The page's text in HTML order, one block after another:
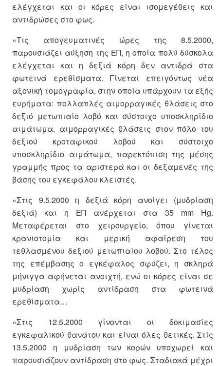
ελέγχεται και οι κόρες είναι ισομεγέθεις και
αντιδρώσες στο φως.
«Τις απογευματινές ώρες της 8.5.2000,
παρουσιάζει αύξηση της ΕΠ, η οποία πολύ δύσκολα
ελέγχεται και η δεξιά κόρη δεν αντιδρά στα
φωτεινά ερεθίσματα. Γίνεται επειγόντως νέα
αξονική τομογραφία, στην οποία υπάρχουν τα εξής
ευρήματα: πολλαπλές αιμορραγικές θλάσεις στο
δεξιό μετωπιαίο λοβό και σύστοιχο υποσκληρίδιο
αιμάτωμα, αιμορραγικές θλάσεις στον πόλο του
δεξιού κροταφικού λοβού και σύστοιχο
υποσκληρίδιο αιμάτωμα, παρεκτόπιση της μέσης
γραμμής προς τα αριστερά και οι δεξαμενές της
βάσης του εγκεφάλου κλειστές.
«Στις 9.5.2000 η δεξιά κόρη ανοίγει (μυδρίαση
δεξιά) και η ΕΠ ανέρχεται στα 35 mm Hg.
Μεταφέρεται στο χειρουργείο, όπου γίνεται
κρανιοτομία και μερική αφαίρεση του
τεθλασμένου δεξιού μετωπιαίου λοβού. Στο τέλος
της επέμβασης ο εγκέφαλος σφύζει, η σκληρά
μήνιγγα αφήνεται ανοιχτή, ενώ οι κόρες είναι σε
μυδρίαση χωρίς αντίδραση στα φωτεινά
ερεθίσματα…
«Στις 12.5.2000 γίνονται οι δοκιμασίες
εγκεφαλικού θανάτου και είναι όλες θετικές. Στίς
13.5.2000 η μυδρίαση των κορών υποχωρεί και
παρουσιάζουν αντίδραση στο φως. Σταδιακά μέχρι